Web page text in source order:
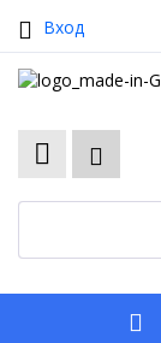
Вход